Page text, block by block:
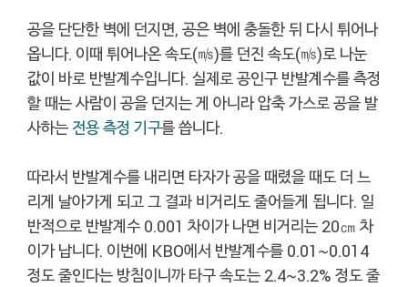
공을 단단한 벽에 던지면, 공은 벽에 충돌한 뒤 다시 튀어나
옵니다. 이때 튀어나온 속도(㎧)를 던진 속도(㎧)로 나눈
값이 바로 반발계수입니다. 실제로 공인구 반발계수를 측정
할 때는 사람이 공을 던지는 게 아니라 압축 가스로 공을 발
사하는전용 측정 기구를 씁니다.
따라서 반발계수를 내리면 타자가 공을 때렸을 때도 더 느
리게 날아가게 되고 그 결과 비거리도 줄어들게 됩니다. 일
반적으로 반발계수 0.001 차이가 나면 비거리는 20㎝ 차
이가 납니다. 이번에 KBO에서 반발계수를 0.01~0.014
정도 줄인다는 방침이니까 타구 속도는 2.4~3.2% 정도 줄